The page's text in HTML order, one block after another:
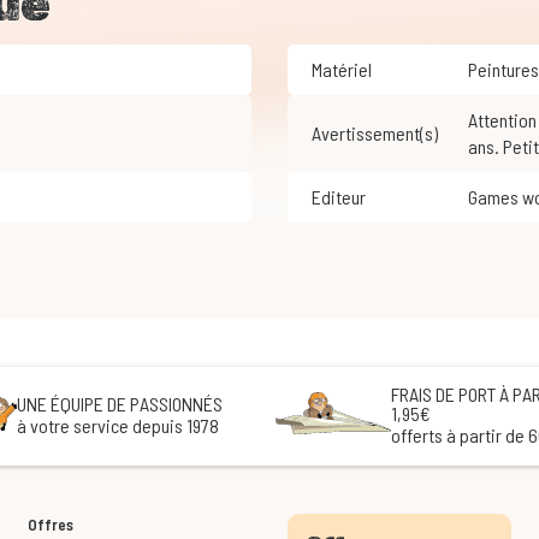
Matériel Peintures
Avertissement(s)
Attention ! Ne convient pas aux enfants de moins de 3
ans.
Editeur Games
UNE ÉQUIPE DE PASSIONNÉS
à votre service depuis 1978
FRAIS DE PORT À
1,95€
offerts à partir de
Offres